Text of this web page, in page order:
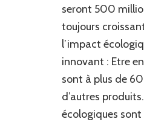
seront 500
toujours
l’impact
innovant : Etre
sont à plus de
d’autres
écologiques sont